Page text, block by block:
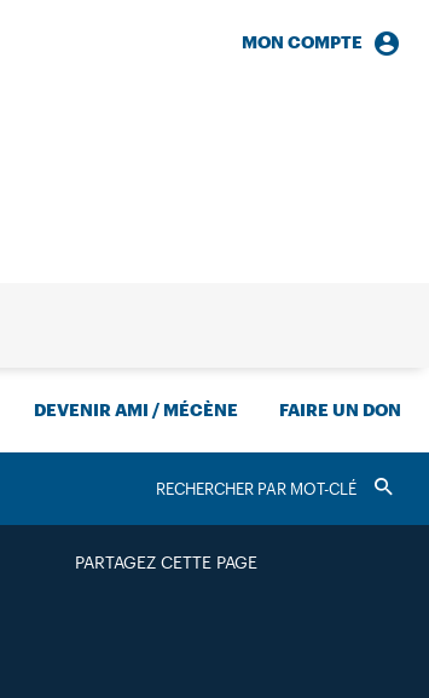
MON COMPTE
DEVENIR AMI / MÉCÈNE FAIRE UN DON
Valider
PARTAGEZ CETTE PAGE